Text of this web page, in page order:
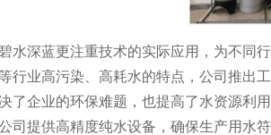
水深蓝更注重技术的实际应用，为不同
行业高污染、高耗水的特点，公司推出
了企业的环保难题，也提高了水资源利
司提供高精度纯水设备，确保生产用水